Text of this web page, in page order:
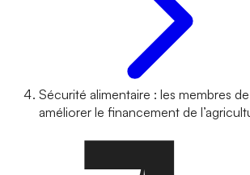
Sécurité alimentaire : les membres
améliorer le financement de